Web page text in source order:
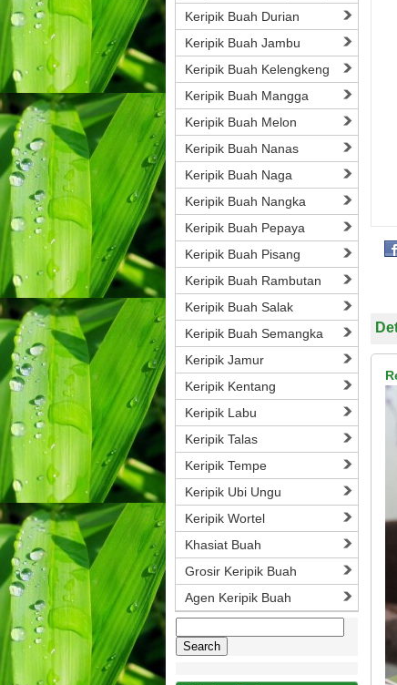
Keripik Buah Durian
Keripik Buah Jambu
Keripik Buah Kelengkeng
Keripik Buah Mangga
Keripik Buah Melon
Keripik Buah Nanas
Keripik Buah Naga
Keripik Buah Nangka
Keripik Buah Pepaya
Keripik Buah Pisang
Keripik Buah Rambutan
Keripik Buah Salak
Keripik Buah Semangka
Keripik Jamur
Keripik Kentang
Keripik Labu
Keripik Talas
Keripik Tempe
Keripik Ubi Ungu
Keripik Wortel
Khasiat Buah
Grosir Keripik Buah
Agen Keripik Buah
for: